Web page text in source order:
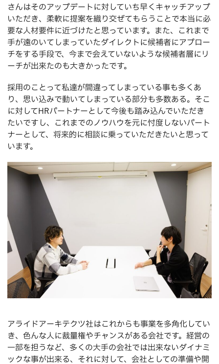
さんはそのアップデートに対していち早くキャッチアップ
いただき、柔軟に提案を織り交ぜてもらうことで本当に必
要な人材要件に近づけたと思っています。また、これまで
手が遠のいてしまっていたダイレクトに候補者にアプロー
チをする手段で、今まで会えていないような候補者層にリ
ーチが出来たのも大きかったです。
採用のことって私達が間違ってしまっている事も多くあ
り、思い込みで動いてしまっている部分も多数ある。そこ
に対してHRパートナーとして今後も踏み込んでいただき
たいですし、これまでのノウハウを元に忖度しないパート
ナーとして、将来的に相談に乗っていただきたいと思って
います。
アライドアーキテクツ社はこれからも事業を多角化してい
き、色んな人に裁量権やチャンスがある会社です。経営の
一部を担うなど、多くの大手の会社では出来ないダイナミ
ックな事が出来る、それに対して、会社としての準備や開